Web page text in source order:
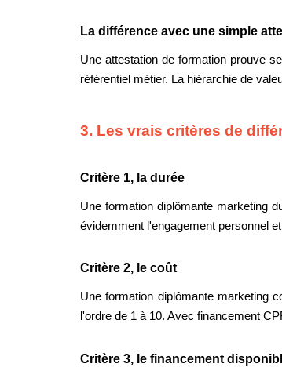
La différence avec une simple
Une attestation de formation prouve
référentiel métier. La hiérarchie de
3. Les vrais critères de
Critère 1, la durée
Une formation diplômante marketing
évidemment l'engagement personnel
Critère 2, le coût
Une formation diplômante marketing
l'ordre de 1 à 10. Avec financement
Critère 3, le financement